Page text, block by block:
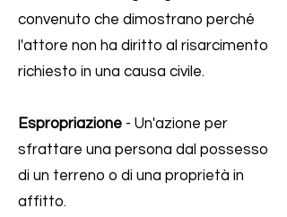
convenuto che dimostrano perché
l'attore non ha diritto al risarcimento
richiesto in una causa civile.
Espropriazione - Un'azione per
sfrattare una persona dal possesso
di un terreno o di una proprietà in
affitto.